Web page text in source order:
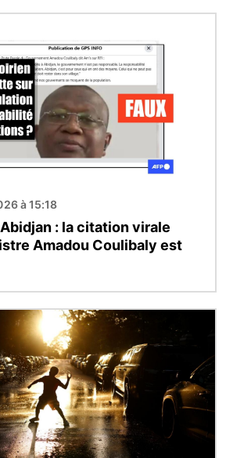
à 15:18
: la citation virale
Amadou Coulibaly est